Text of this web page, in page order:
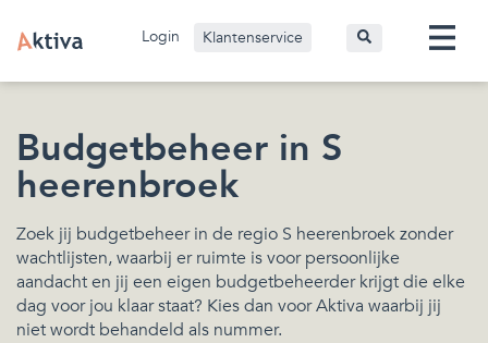
Login Klantenservice
Budgetbeheer in S
heerenbroek
Zoek jij budgetbeheer in de regio S heerenbroek zonder
wachtlijsten, waarbij er ruimte is voor persoonlijke
aandacht en jij een eigen budgetbeheerder krijgt die elke
dag voor jou klaar staat? Kies dan voor Aktiva waarbij jij
niet wordt behandeld als nummer.